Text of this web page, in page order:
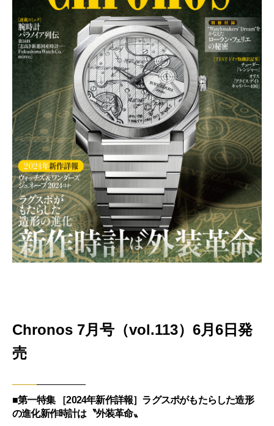
Chronos 7月号（vol.113）6月6日発
売
■第一特集 ［2024年新作詳報］ラグスポがもたらした造形
の進化新作時計は〝外装革命〟